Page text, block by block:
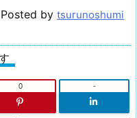
Posted by tsurunoshumi
0 -